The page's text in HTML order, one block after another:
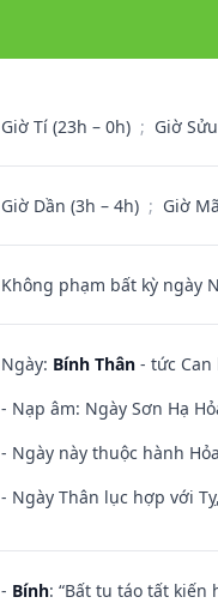
Giờ Tí (23h – 0h) ; Giờ
Giờ Dần (3h – 4h) ; Giờ
Không phạm bất kỳ ngày
Ngày: Bính Thân - tức Can
- Nạp âm: Ngày Sơn Hạ
- Ngày này thuộc hành
- Ngày Thân lục hợp với
- Bính: “Bất tu táo tất